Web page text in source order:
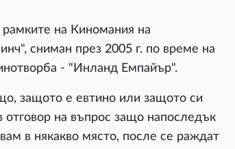
на Киномания на
сниман през 2005 г. по време на
- "Инланд Емпайър".
защото е евтино или защото си
отговор на въпрос защо напоследък
в някакво място, после се раждат